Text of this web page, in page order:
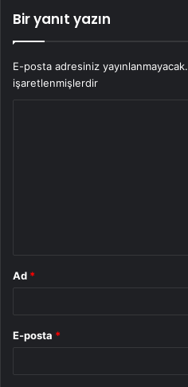
Bir yanıt yazın
E-posta adresiniz yayınlanmayacak.
işaretlenmişlerdir
Ad *
E-posta *